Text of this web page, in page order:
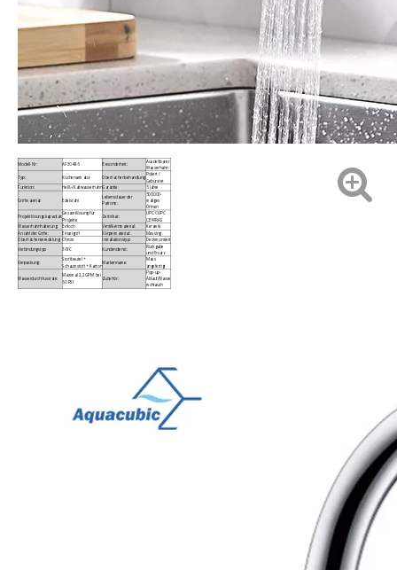
Modell-Nr: AF3048-5 Besonderheit:
Ausziehbarer
Wasserhahn
Typ:
Küchenarmatur Oberflächenbehandlung:
Poliert /
Gebürstet
Funktion:
Heiß-/KaltwasserhahnGarantie: 5 Jahre
Griffmaterial: Edelstahl
Lebensdauer der
Patrone:
500.000-
maliges
Öffnen
Projektlösungskapazität:
Gesamtlösung für
Projekte
Zertifikat:
UPC CUPC
CE WRAS
Wasserhahnhalterung:
Einloch Ventilkernmaterial:
Keramik
Anzahl der Griffe:
Einzelgriff Körpermaterial: Messing
Oberflächenveredelung: Chrom Installationstyp: Deckmontiert
Verbindungstyp: 3/8'C Kundendienst:
Rückgabe
und Ersatz
Verpackung:
Stoffbeutel +
Schaumstoff + Karton
Markenname:
Mass
angefertigt
Wasserdurchflussrate:
Maximal 2,2 GPM bei
60 PSI
Zubehör:
Pop-up-
Ablauf/Wasse
rschlauch